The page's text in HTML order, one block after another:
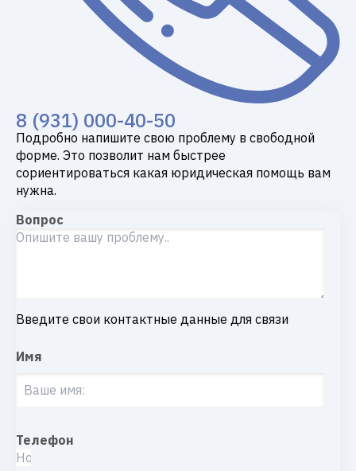
8 (931) 000-40-50
Подробно напишите свою проблему в свободной
форме. Это позволит нам быстрее
сориентироваться какая юридическая помощь вам
нужна.
Вопрос
Введите свои контактные данные для связи
Имя
Телефон